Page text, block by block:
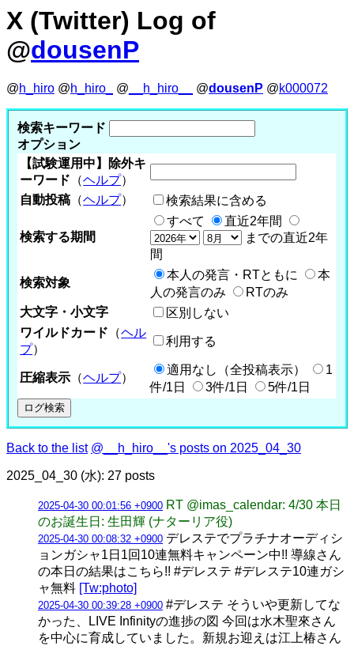
X (Twitter) Log of
@dousenP
@h_hiro @h_hiro_ @ __h_hiro__ @dousenP @k000072
検索キーワード
オプション
【試験運用中】除外キ
ーワード （ヘルプ）
自動投稿 （ヘルプ） 検索結果に含める
検索する期間
すべて
直近2年間
までの直近2年
間
検索対象
本人の発言・RTともに
本
人の発言のみ
RTのみ
大文字・小文字
区別しない
ワイルドカード （ヘル
プ）
利用する
圧縮表示 （ヘルプ）
適用なし（全投稿表示）
1
件/1日
3件/1日 5件/1日
Back to the list @__h_hiro__'s posts on 2025_04_30
2025_04_30 (水): 27 posts
2025-04-30 00:01:56 +0900 RT @imas_calendar: 4/30 本日
のお誕生日: 生田輝 (ナターリア役)
2025-04-30 00:08:32 +0900 デレステでプラチナオーディシ
ョンガシャ1日1回10連無料キャンペーン中!! 導線さん
の本日の結果はこちら!! #デレステ #デレステ10連ガシ
ャ無料 [Tw:photo]
2025-04-30 00:39:28 +0900 #デレステ そういや更新してな
かった、LIVE Infinityの進捗の図 今回は水木聖來さん
を中心に育成していました。新規お迎えは江上椿さん